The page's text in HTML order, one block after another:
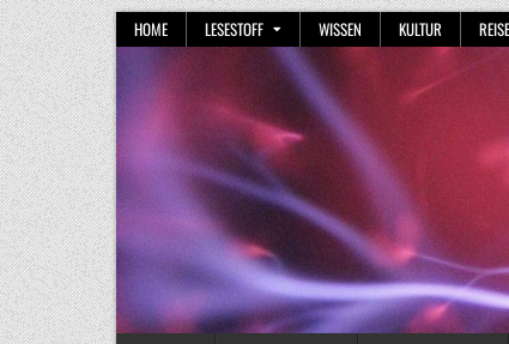
Skip
to
content
HOME LESESTOFF WISSEN KULTUR REISE